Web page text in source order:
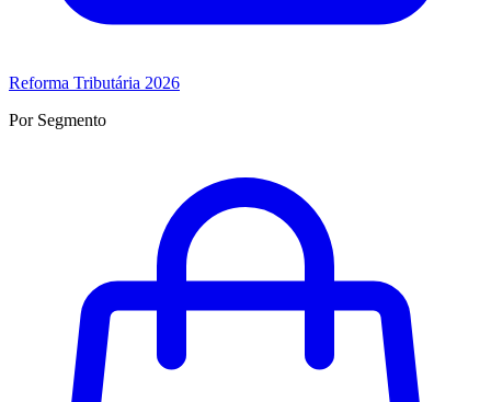
Reforma Tributária 2026
Por Segmento